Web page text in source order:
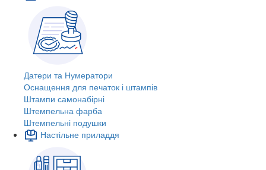
Датери та Нумератори
Оснащення для печаток і штампів
Штампи самонабірні
Штемпельна фарба
Штемпельні подушки
Настільне приладдя